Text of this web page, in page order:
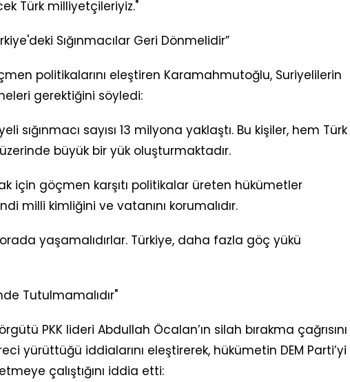
Türk milliyetçileriyiz."
Sığınmacılar Geri Dönmelidir”
politikalarını eleştiren Karamahmutoğlu, Suriyelilerin
gerektiğini söyledi:
sığınmacı sayısı 13 milyona yaklaştı. Bu kişiler, hem Türk
büyük bir yük oluşturmaktadır.
için göçmen karşıtı politikalar üreten hükümetler
milli kimliğini ve vatanını korumalıdır.
yaşamalıdırlar. Türkiye, daha fazla göç yükü
Tutulmamalıdır"
PKK lideri Abdullah Öcalan’ın silah bırakma çağrısını
yürüttüğü iddialarını eleştirerek, hükümetin DEM Parti’yi
çalıştığını iddia etti: